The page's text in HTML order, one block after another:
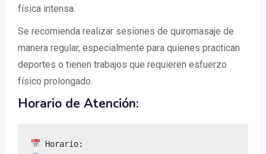
física intensa.
Se recomienda realizar sesiones de quiromasaje de
manera regular, especialmente para quienes practican
deportes o tienen trabajos que requieren esfuerzo
físico prolongado.
Horario de Atención: